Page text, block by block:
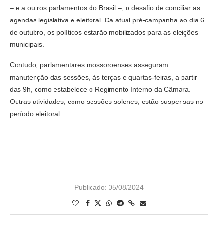
– e a outros parlamentos do Brasil –, o desafio de conciliar as
agendas legislativa e eleitoral. Da atual pré-campanha ao dia 6
de outubro, os políticos estarão mobilizados para as eleições
municipais.
Contudo, parlamentares mossoroenses asseguram
manutenção das sessões, às terças e quartas-feiras, a partir
das 9h, como estabelece o Regimento Interno da Câmara.
Outras atividades, como sessões solenes, estão suspensas no
período eleitoral.
Publicado: 05/08/2024